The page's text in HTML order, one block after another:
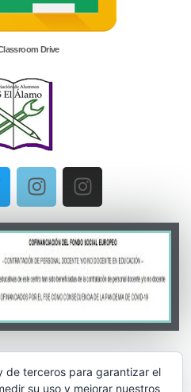
Drive
de terceros para garantizar el
su uso y mejorar nuestros